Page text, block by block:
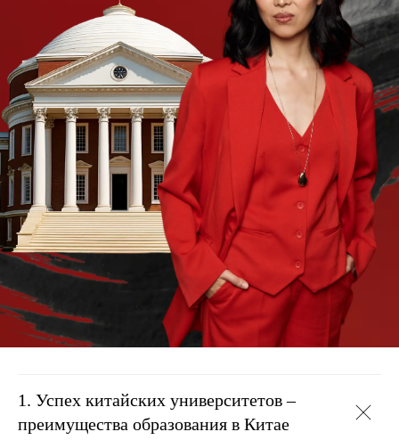
1. Успех китайских университетов –
преимущества образования в Китае